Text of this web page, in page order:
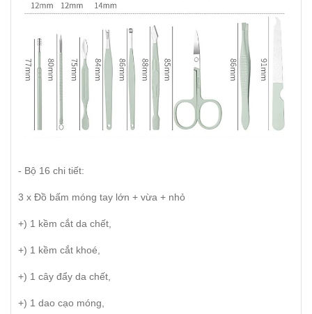
- Bộ 16 chi tiết:
3 x Đồ bấm móng tay lớn + vừa + nhỏ
+) 1 kềm cắt da chết,
+) 1 kềm cắt khoé,
+) 1 cây đẩy da chết,
+) 1 dao cạo móng,